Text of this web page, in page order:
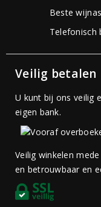
Beste
Telefonisch
Veilig betalen
U kunt bij ons veilig
eigen bank.
Veilig winkelen
en betrouwbaar en